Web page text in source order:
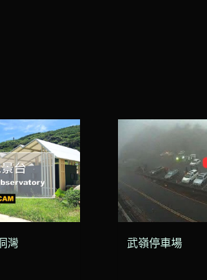
灣 武嶺停車場